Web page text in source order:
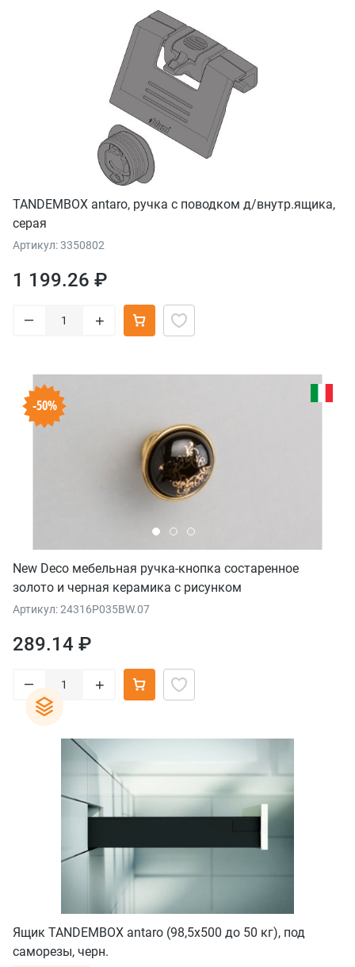
TANDEMBOX antaro, ручка с поводком д/внутр.ящика,
серая
Артикул: 3350802
1 199.26 ₽
– +
-50%
New Deco мебельная ручка-кнопка состаренное
золото и черная керамика с рисунком
Артикул: 24316P035BW.07
289.14 ₽
– +
Ящик TANDEMBOX antaro (98,5х500 до 50 кг), под
саморезы, черн.